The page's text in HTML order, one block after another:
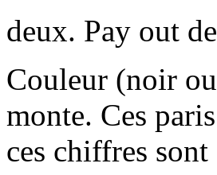
deux. Pay out
Couleur (noir
monte. Ces
ces chiffres